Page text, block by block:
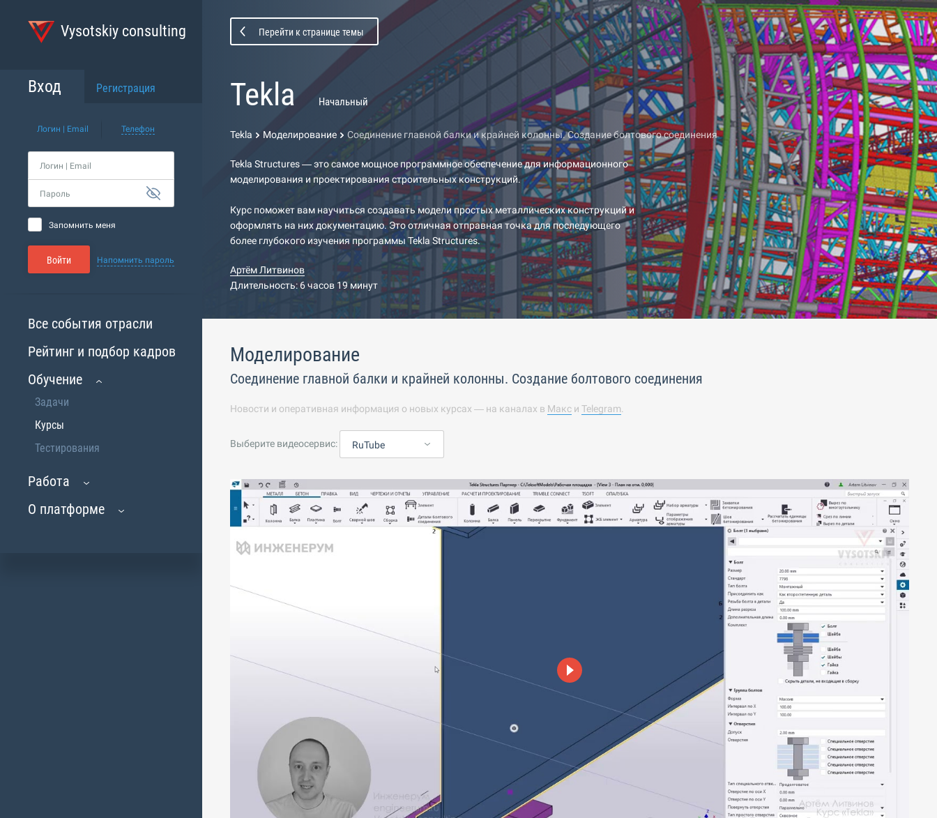
Vysotskiy consulting
Вход Регистрация
Логин | Email Телефон
Логин | Email
Пароль
Запомнить меня
Войти Напомнить пароль
Все события отрасли
Рейтинг и подбор кадров
Обучение
Задачи
Курсы
Тестирования
Работа
О платформе
Перейти к странице темы
Tekla Начальный
Tekla Моделирование Соединение главной балки и крайней колонны. Создание болтового соединения
Tekla Structures — это самое мощное программное обеспечение для информационного
моделирования и проектирования строительных конструкций.
Курс поможет вам научиться создавать модели простых металлических конструкций и
оформлять на них документацию. Это отличная отправная точка для последующего
более глубокого изучения программы Tekla Structures.
Артём Литвинов
Длительность: 6 часов 19 минут
Моделирование
Соединение главной балки и крайней колонны. Создание болтового соединения
Новости и оперативная информация о новых курсах — на каналах в Макс и Telegram
Выберите видеосервис: RuTube